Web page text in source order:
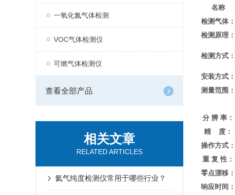
一氧化氮气体检测
VOC气体检测仪
可燃气体检测仪
查看全部产品
相关文章
RELATED ARTICLES
氦气纯度检测仪常用于哪些行业？
名称
检测气体：
检测原理：
检测方式：
安装方式：
测量范围：
分 辨 率：
精 度：
操作方式：
重 复 性：
零点漂移：
响应时间：